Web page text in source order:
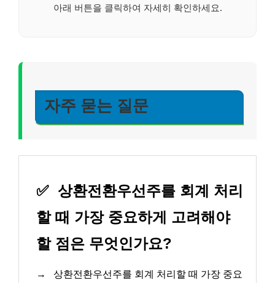
아래 버튼을 클릭하여 자세히 확인하세요.
자주 묻는 질문
✅ 상환전환우선주를 회계 처리
할 때 가장 중요하게 고려해야
할 점은 무엇인가요?
→
상환전환우선주를 회계 처리할 때 가장 중요